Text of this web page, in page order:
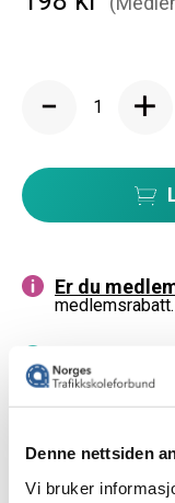
Denne nettsiden
Vi bruker
Er du
medlemsrabatt.
Informasjon